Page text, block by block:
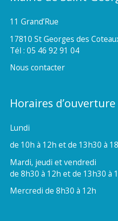
11 Grand’Rue
17810 St Georges des
Tél : 05 46 92 91 04
Nous contacter
Horaires
Lundi
de 10h à 12h et de 13h30 à
Mardi, jeudi et vendredi
de 8h30 à 12h et de 13h30 à
Mercredi de 8h30 à 12h